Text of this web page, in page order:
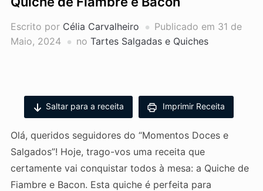
Escrito por Célia Carvalheiro Publicado em 31 de
Maio, 2024
no Tartes Salgadas e Quiches
Saltar para a receita Imprimir Receita
Olá, queridos seguidores do “Momentos Doces e
Salgados”! Hoje, trago-vos uma receita que
certamente vai conquistar todos à mesa: a Quiche de
Fiambre e Bacon. Esta quiche é perfeita para